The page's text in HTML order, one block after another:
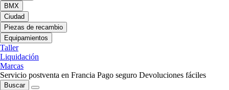
BMX
Ciudad
Piezas de recambio
Equipamientos
Taller
Liquidación
Marcas
Servicio postventa en Francia Pago seguro Devoluciones fáciles
Buscar